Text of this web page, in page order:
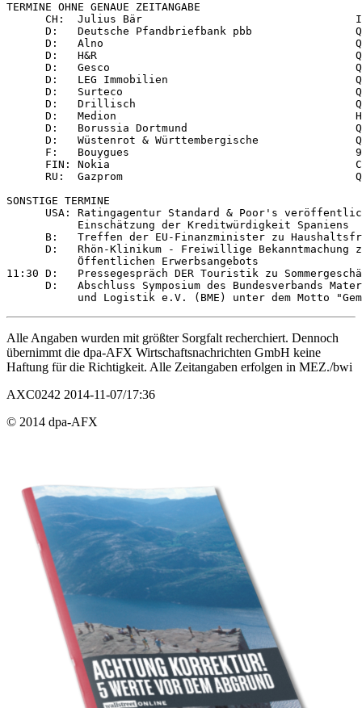
TERMINE OHNE GENAUE ZEITANGABE
CH:  Julius Bär
D:   Deutsche Pfandbriefbank pbb
D:   Alno
D:   H&R
D:   Gesco
D:   LEG Immobilien
D:   Surteco
D:   Drillisch
D:   Medion
D:   Borussia Dortmund
D:   Wüstenrot & Württembergische
F:   Bouygues
FIN: Nokia
RU:  Gazprom
SONSTIGE TERMINE
USA: Ratingagentur Standard & Poor's
           Einschätzung der Kreditwürdigkeit Spaniens
B:   Treffen der EU-Finanzminister zu
D:   Rhön-Klinikum - Freiwillige Bekanntmachung
           Öffentlichen Erwerbsangebots
11:30 D:   Pressegespräch DER Touristik zu
D:   Abschluss Symposium des Bundesverbands
Alle Angaben wurden mit größter Sorgfalt recherchiert. Dennoch
übernimmt die dpa-AFX Wirtschaftsnachrichten GmbH keine
Haftung für die Richtigkeit. Alle Zeitangaben erfolgen in MEZ./bwi
AXC0242 2014-11-07/17:36
© 2014 dpa-AFX